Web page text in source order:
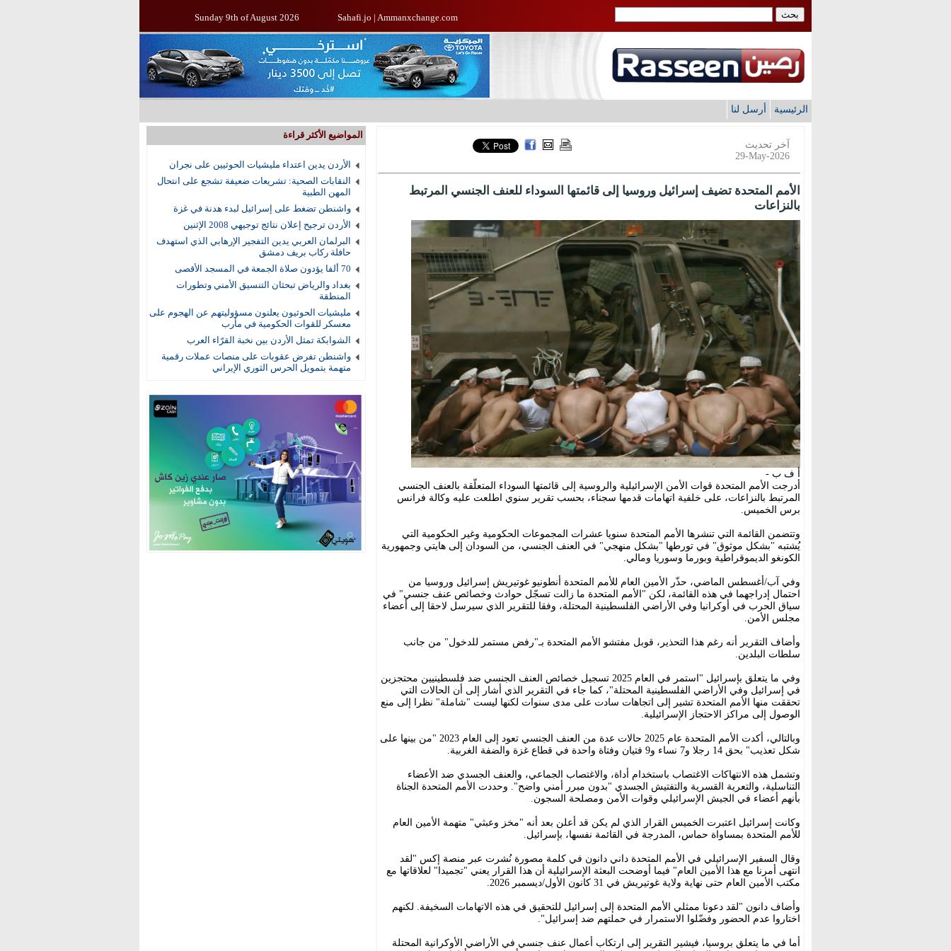
Sunday 9th of August 2026 Sahafi.jo | Ammanxchange.com
الرئيسية أرسل لنا
المواضيع الأكثر قراءة
الأردن يدين اعتداء مليشيات الحوثيين على نجران
النقابات الصحية: تشريعات ضعيفة تشجع على انتحال
المهن الطبية
واشنطن تضغط على إسرائيل لبدء هدنة في غزة
الأردن ترجيح إعلان نتائج توجيهي 2008 الإثنين
البرلمان العربي يدين التفجير الإرهابي الذي استهدف
حافلة ركاب بريف دمشق
70 ألفا يؤدون صلاة الجمعة في المسجد الأقصى
بغداد والرياض تبحثان التنسيق الأمني وتطورات
المنطقة
مليشيات الحوثيون يعلنون مسؤوليتهم عن الهجوم على
معسكر للقوات الحكومية في مأرب
الشوابكة تمثل الأردن بين نخبة القرّاء العرب
واشنطن تفرض عقوبات على منصات عملات رقمية
متهمة بتمويل الحرس الثوري الإيراني
آخر تحديث
29-May-2026
الأمم المتحدة تضيف إسرائيل وروسيا إلى قائمتها السوداء للعنف الجنسي المرتبط
بالنزاعات
أ ف ب -
أدرجت الأمم المتحدة قوات الأمن الإسرائيلية والروسية إلى قائمتها السوداء المتعلّقة بالعنف الجنسي
المرتبط بالنزاعات، على خلفية اتهامات قدمها سجناء، بحسب تقرير سنوي اطلعت عليه وكالة فرانس
برس الخميس.
وتتضمن القائمة التي تنشرها الأمم المتحدة سنويا عشرات المجموعات الحكومية وغير الحكومية التي
يُشتبه "بشكل موثوق" في تورطها "بشكل منهجي" في العنف الجنسي، من السودان إلى هايتي وجمهورية
الكونغو الديموقراطية وبورما وسوريا ومالي.
وفي آب/أغسطس الماضي، حذّر الأمين العام للأمم المتحدة أنطونيو غوتيريش إسرائيل وروسيا من
احتمال إدراجهما في هذه القائمة، لكن "الأمم المتحدة ما زالت تسجّل حوادث وخصائص عنف جنسي" في
سياق الحرب في أوكرانيا وفي الأراضي الفلسطينية المحتلة، وفقا للتقرير الذي سيرسل لاحقا إلى أعضاء
مجلس الأمن.
وأضاف التقرير أنه رغم هذا التحذير، قوبل مفتشو الأمم المتحدة بـ"رفض مستمر للدخول" من جانب
سلطات البلدين.
وفي ما يتعلق بإسرائيل "استمر في العام 2025 تسجيل خصائص العنف الجنسي ضد فلسطينيين محتجزين
في إسرائيل وفي الأراضي الفلسطينية المحتلة"، كما جاء في التقرير الذي أشار إلى أن الحالات التي
تحققت منها الأمم المتحدة تشير إلى اتجاهات سادت على مدى سنوات لكنها ليست "شاملة" نظرا إلى منع
الوصول إلى مراكز الاحتجاز الإسرائيلية.
وبالتالي، أكدت الأمم المتحدة عام 2025 حالات عدة من العنف الجنسي تعود إلى العام 2023 "من بينها على
شكل تعذيب" بحق 14 رجلا و7 نساء و9 فتيان وفتاة واحدة في قطاع غزة والضفة الغربية.
وتشمل هذه الانتهاكات الاغتصاب باستخدام أداة، والاغتصاب الجماعي، والعنف الجسدي ضد الأعضاء
التناسلية، والتعرية القسرية والتفتيش الجسدي "بدون مبرر أمني واضح". وحددت الأمم المتحدة الجناة
بأنهم أعضاء في الجيش الإسرائيلي وقوات الأمن ومصلحة السجون.
وكانت إسرائيل اعتبرت الخميس القرار الذي لم يكن قد أعلن بعد أنه "مخز وعبثي" متهمة الأمين العام
للأمم المتحدة بمساواة حماس، المدرجة في القائمة نفسها، بإسرائيل.
وقال السفير الإسرائيلي في الأمم المتحدة داني دانون في كلمة مصورة نُشرت عبر منصة إكس "لقد
انتهى أمرنا مع هذا الأمين العام" فيما أوضحت البعثة الإسرائيلية أن هذا القرار يعني "تجميدا" لعلاقاتها مع
مكتب الأمين العام حتى نهاية ولاية غوتيريش في 31 كانون الأول/ديسمبر 2026.
وأضاف دانون "لقد دعونا ممثلي الأمم المتحدة إلى إسرائيل للتحقيق في هذه الاتهامات السخيفة. لكنهم
اختاروا عدم الحضور وفضّلوا الاستمرار في حملتهم ضد إسرائيل".
أما في ما يتعلق بروسيا، فيشير التقرير إلى ارتكاب أعمال عنف جنسي في الأراضي الأوكرانية المحتلة